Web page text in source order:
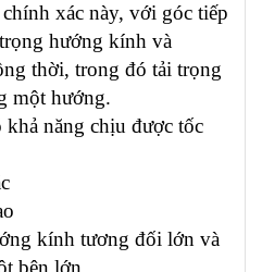
xác này, với góc tiếp
hướng kính và
thời, trong đó tải trọng
một hướng.
khả năng chịu được tốc
kính tương đối lớn và
bên lớn